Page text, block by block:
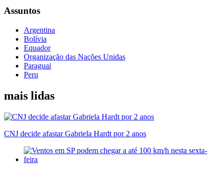
Assuntos
Argentina
Bolívia
Equador
Organização das Nações Unidas
Paraguai
Peru
mais lidas
CNJ decide afastar Gabriela Hardt por 2 anos